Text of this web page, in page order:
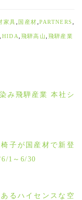
家具 国産材 ,PARTNERS
HIDA 飛騨高山 飛騨産業
み飛騨産業 本社シ
子が国産材で新登
1～6/30
るハイセンスな空